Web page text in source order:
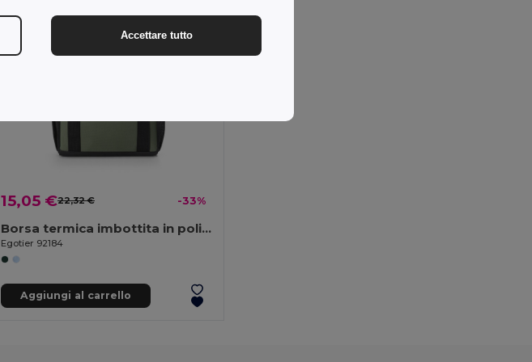
15,05 €22,32 € -33%
Borsa termica imbottita in poliestere riciclato 600D ripstop 11 L
Egotier 92184
Aggiungi al carrello
Accettare tutto